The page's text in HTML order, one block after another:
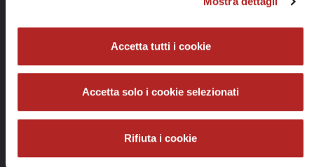
Accetta tutti i cookie
Accetta solo i cookie selezionati
Rifiuta i cookie
Info e contatti
GOLOSARIO e GOLOSARIA S.r.l.
Codice fiscale: 02757160060
Partita IVA: 02757160060
REA Alessandria: AL-314535